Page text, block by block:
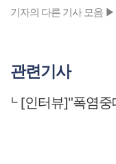
기자의 다른 기사 모음 ▶
관련기사